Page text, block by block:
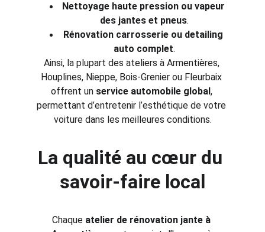
Nettoyage haute pression ou vapeur
des jantes et pneus.
Rénovation carrosserie ou detailing
auto complet.
Ainsi, la plupart des ateliers à Armentières,
Houplines, Nieppe, Bois-Grenier ou Fleurbaix
offrent un service automobile global,
permettant d’entretenir l’esthétique de votre
voiture dans les meilleures conditions.
La qualité au cœur du
savoir-faire local
Chaque atelier de rénovation jante à